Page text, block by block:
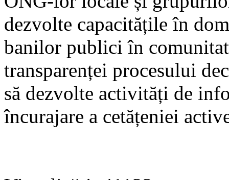
dezvolte capacitățile în
banilor publici în
transparenței procesului
să dezvolte activități de
încurajare a cetățeniei